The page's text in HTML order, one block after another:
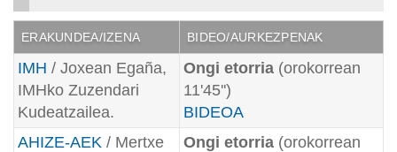
ERAKUNDEA/IZENA BIDEO/AURKEZPENAK
IMH / Joxean Egaña,
IMHko Zuzendari
Kudeatzailea.
Ongi etorria (orokorrean
11'45'')
BIDEOA
AHIZE-AEK / Mertxe
Ongi etorria (orokorrean